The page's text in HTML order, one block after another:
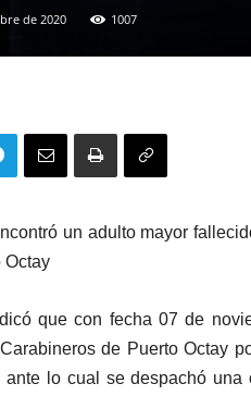
de 2020 1007
un adulto mayor
Octay
que con fecha 07 de
de Puerto Octay
ante lo cual se despachó